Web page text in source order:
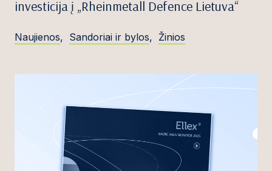
investicija į „Rheinmetall Defence Lietuva“
Naujienos, Sandoriai ir bylos, Žinios